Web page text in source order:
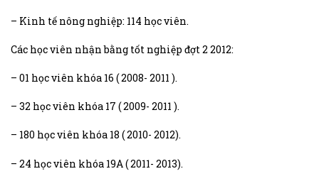
– Kinh tế nông nghiệp: 114 học viên.
Các học viên nhận bằng tốt nghiệp đợt 2 2012:
– 01 học viên khóa 16 ( 2008- 2011 ).
– 32 học viên khóa 17 ( 2009- 2011 ).
– 180 học viên khóa 18 ( 2010- 2012).
– 24 học viên khóa 19A ( 2011- 2013).